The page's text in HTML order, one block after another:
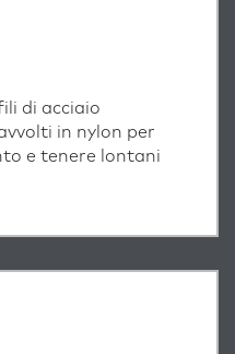
di acciaio
in nylon per
e tenere lontani